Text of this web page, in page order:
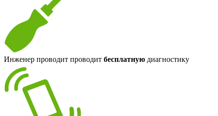
Инженер проводит проводит бесплатную диагностику